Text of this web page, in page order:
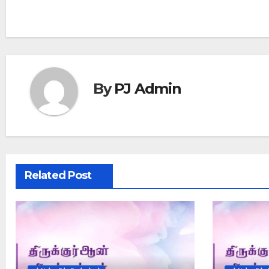
ByPJ Admin
Related Post